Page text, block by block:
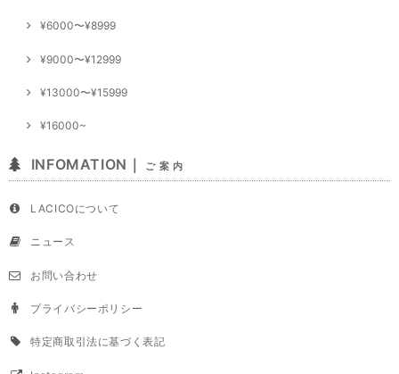
¥6000〜¥8999
¥9000〜¥12999
¥13000〜¥15999
¥16000~
INFOMATION｜ ご 案 内
LACICOについて
ニュース
お問い合わせ
プライバシーポリシー
特定商取引法に基づく表記